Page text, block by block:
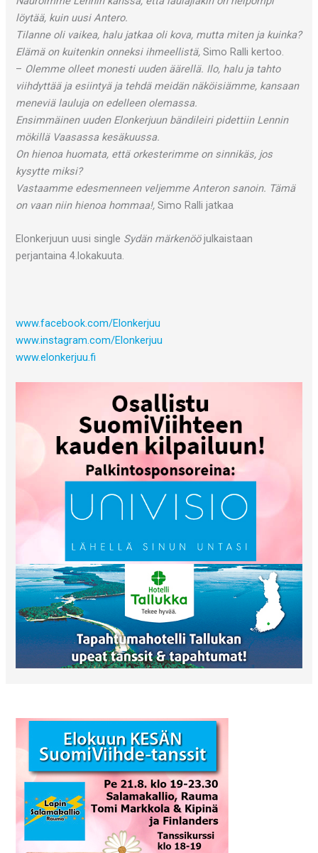
löytää, kuin uusi Antero.
Tilanne oli vaikea, halu jatkaa oli kova, mutta miten ja kuinka?
Elämä on kuitenkin onneksi ihmeellistä, Simo Ralli kertoo.
– Olemme olleet monesti uuden äärellä. Ilo, halu ja tahto
viihdyttää ja esiintyä ja tehdä meidän näköisiämme, kansaan
meneviä lauluja on edelleen olemassa.
Ensimmäinen uuden Elonkerjuun bändileiri pidettiin Lennin
mökillä Vaasassa kesäkuussa.
On hienoa huomata, että orkesterimme on sinnikäs, jos
kysytte miksi?
Vastaamme edesmenneen veljemme Anteron sanoin. Tämä
on vaan niin hienoa hommaa!, Simo Ralli jatkaa
Elonkerjuun uusi single Sydän märkenööjulkaistaan
perjantaina 4.lokakuuta.
www.facebook.com/Elonkerjuu
www.instagram.com/Elonkerjuu
www.elonkerjuu.fi